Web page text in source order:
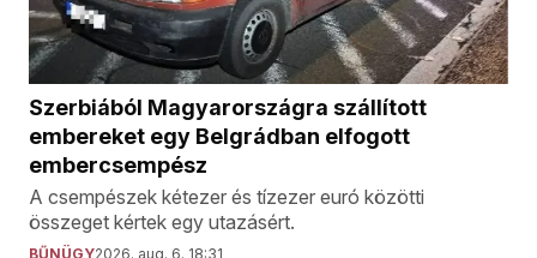
Szerbiából Magyarországra szállított
embereket egy Belgrádban elfogott
embercsempész
A csempészek kétezer és tízezer euró közötti
összeget kértek egy utazásért.
BŰNÜGY2026. aug. 6. 18:31